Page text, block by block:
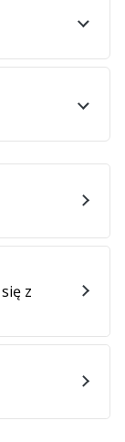
z